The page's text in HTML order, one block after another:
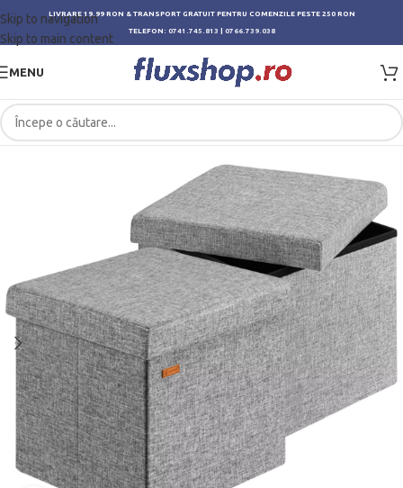
Skip to navigation
Skip to main content
LIVRARE 19.99 RON & TRANSPORT GRATUIT PENTRU COMENZILE PESTE 250 RON
TELEFON: 0741.745.813 0766.739.038
MENU